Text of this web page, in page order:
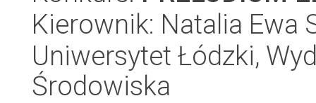
Kierownik: Natalia Ewa
Uniwersytet Łódzki,
Środowiska